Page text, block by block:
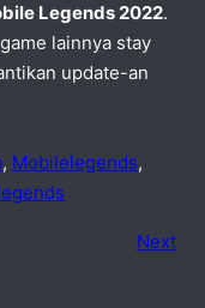
Legends 2022.
lainnya stay
update-an
, Mobilelegends,
Next